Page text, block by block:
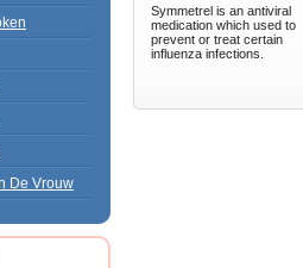
De Vrouw
Symmetrel is an antiviral
medication which used to
prevent or treat certain
influenza infections.